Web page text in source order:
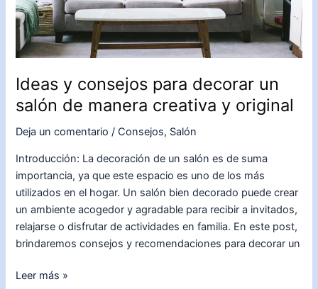
Ideas y consejos para decorar un
salón de manera creativa y original
Deja un comentario / Consejos, Salón
Introducción: La decoración de un salón es de suma
importancia, ya que este espacio es uno de los más
utilizados en el hogar. Un salón bien decorado puede crear
un ambiente acogedor y agradable para recibir a invitados,
relajarse o disfrutar de actividades en familia. En este post,
brindaremos consejos y recomendaciones para decorar un
Ideas
Leer más »